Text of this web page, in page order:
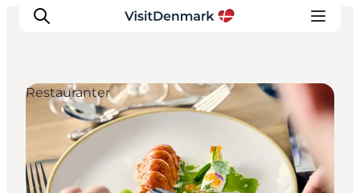
Inspiration
Destinationer
Oplevelser
Restauranter